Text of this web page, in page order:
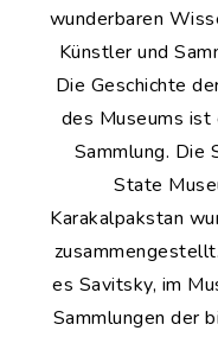
wunderbaren
Künstler und
Die Geschichte
des Museums ist
Sammlung. Die
State
Karakalpakstan
es Savitsky, im
Sammlungen der